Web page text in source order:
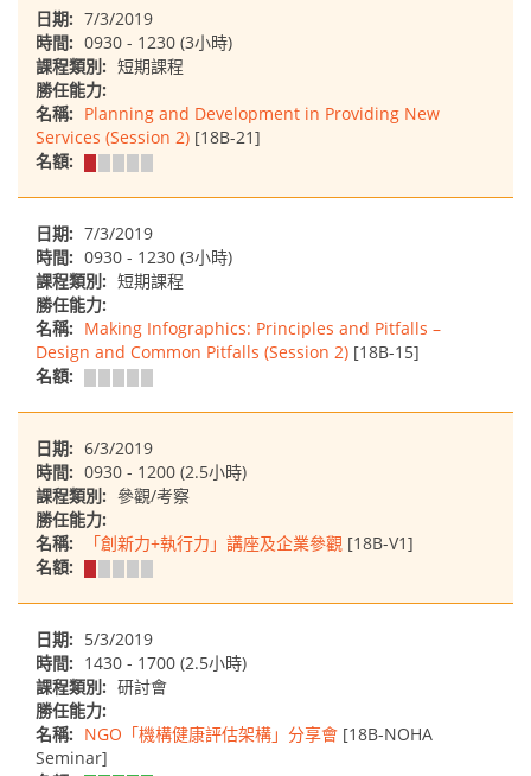
日期: 7/3/2019
時間: 0930 - 1230 (3小時)
課程類別: 短期課程
勝任能力:
名稱: Planning and Development in Providing New
Services (Session 2) [18B-21]
名額:
日期: 7/3/2019
時間: 0930 - 1230 (3小時)
課程類別: 短期課程
勝任能力:
名稱: Making Infographics: Principles and Pitfalls –
Design and Common Pitfalls (Session 2) [18B-15]
名額:
日期: 6/3/2019
時間: 0930 - 1200 (2.5小時)
課程類別: 參觀/考察
勝任能力:
名稱:
「創新力+執行力」講座及企業參觀 [18B-V1]
名額:
日期: 5/3/2019
時間: 1430 - 1700 (2.5小時)
課程類別: 研討會
勝任能力:
名稱: NGO「機構健康評估架構」分享會 [18B-NOHA
Seminar]